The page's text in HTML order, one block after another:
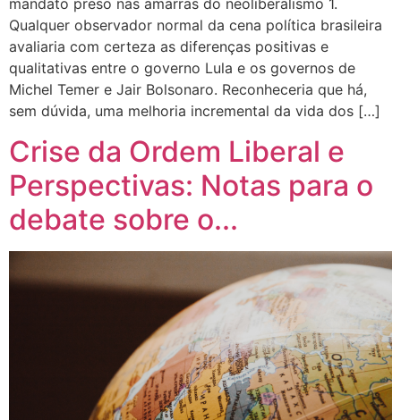
mandato preso nas amarras do neoliberalismo 1.
Qualquer observador normal da cena política brasileira
avaliaria com certeza as diferenças positivas e
qualitativas entre o governo Lula e os governos de
Michel Temer e Jair Bolsonaro. Reconheceria que há,
sem dúvida, uma melhoria incremental da vida dos […]
Crise da Ordem Liberal e
Perspectivas: Notas para o
debate sobre o...